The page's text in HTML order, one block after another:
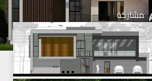
مشاركة